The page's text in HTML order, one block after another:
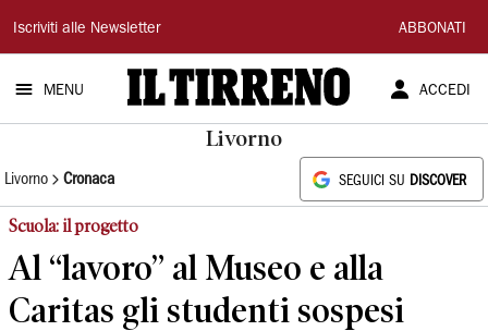
Il
Tirreno
Iscriviti alle Newsletter ABBONATI
MENU ACCEDI
Livorno
Livorno Cronaca SEGUICI SU DISCOVER
Scuola: il progetto
Al “lavoro” al Museo e alla
Caritas gli studenti sospesi